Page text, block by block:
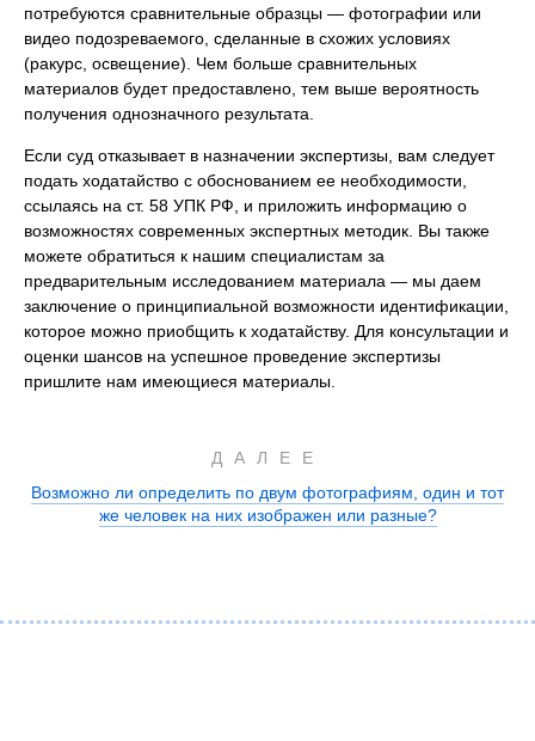
потребуются сравнительные образцы — фотографии или
видео подозреваемого, сделанные в схожих условиях
(ракурс, освещение). Чем больше сравнительных
материалов будет предоставлено, тем выше вероятность
получения однозначного результата.
Если суд отказывает в назначении экспертизы, вам следует
подать ходатайство с обоснованием ее необходимости,
ссылаясь на ст. 58 УПК РФ, и приложить информацию о
возможностях современных экспертных методик. Вы также
можете обратиться к нашим специалистам за
предварительным исследованием материала — мы даем
заключение о принципиальной возможности идентификации,
которое можно приобщить к ходатайству. Для консультации и
оценки шансов на успешное проведение экспертизы
пришлите нам имеющиеся материалы.
ДАЛЕЕ
Возможно ли определить по двум фотографиям, один и тот
же человек на них изображен или разные?